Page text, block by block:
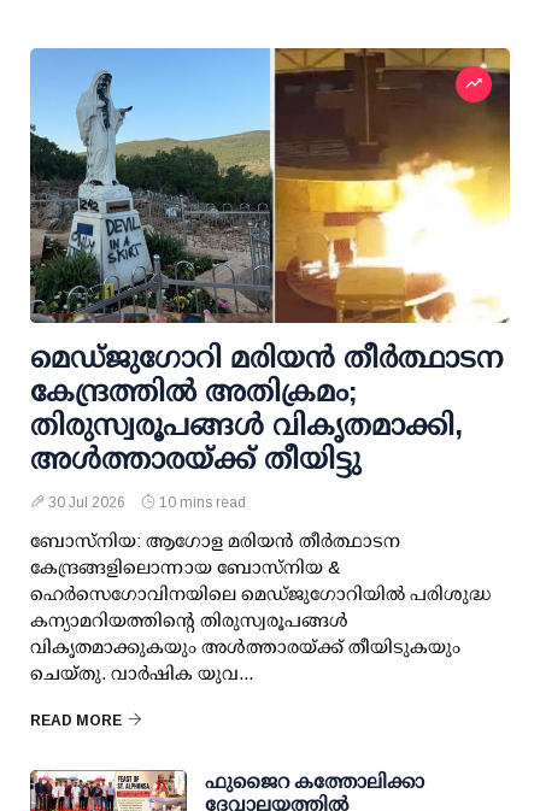
മെഡ്‌ജുഗോറി മരിയൻ തീർത്ഥാടന
കേന്ദ്രത്തിൽ അതിക്രമം;
തിരുസ്വരൂപങ്ങൾ വികൃതമാക്കി,
അൾത്താരയ്ക്ക് തീയിട്ടു
30 Jul 2026 10 mins read
ബോസ്‌നിയ: ആഗോള മരിയൻ തീർത്ഥാടന
കേന്ദ്രങ്ങളിലൊന്നായ ബോസ്‌നിയ &
ഹെർസെഗോവിനയിലെ മെഡ്‌ജുഗോറിയിൽ പരിശുദ്ധ
കന്യാമറിയത്തിന്റെ തിരുസ്വരൂപങ്ങൾ
വികൃതമാക്കുകയും അൾത്താരയ്ക്ക് തീയിടുകയും
ചെയ്തു. വാർഷിക യുവ...
READ MORE
ഫുജൈറ കത്തോലിക്കാ
ദേവാലയത്തിൽ